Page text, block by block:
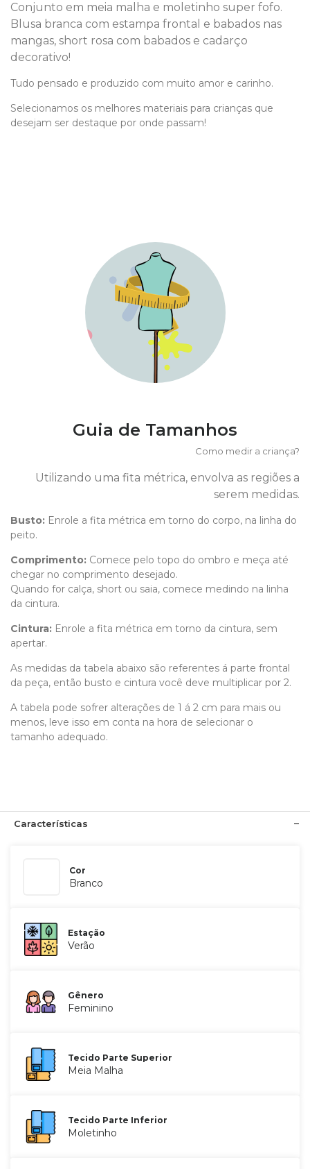
Conjunto em meia malha e moletinho super fofo.
Blusa branca com estampa frontal e babados nas
mangas, short rosa com babados e cadarço
decorativo!
Tudo pensado e produzido com muito amor e carinho.
Selecionamos os melhores materiais para crianças que
desejam ser destaque por onde passam!
Guia de Tamanhos
Como medir a criança?
Utilizando uma fita métrica, envolva as regiões a
serem medidas.
Busto: Enrole a fita métrica em torno do corpo, na linha do
peito.
Comprimento: Comece pelo topo do ombro e meça até
chegar no comprimento desejado.
Quando for calça, short ou saia, comece medindo na linha
da cintura.
Cintura: Enrole a fita métrica em torno da cintura, sem
apertar.
As medidas da tabela abaixo são referentes á parte frontal
da peça, então busto e cintura você deve multiplicar por 2.
A tabela pode sofrer alterações de 1 á 2 cm para mais ou
menos, leve isso em conta na hora de selecionar o
tamanho adequado.
Características
Cor
Branco
Estação
Verão
Gênero
Feminino
Tecido Parte Superior
Meia Malha
Tecido Parte Inferior
Moletinho